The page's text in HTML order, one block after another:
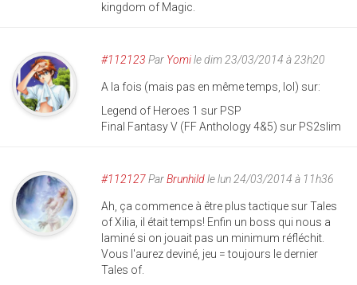
kingdom of Magic.
#112123 Par Yomile dim 23/03/2014 à 23h20
A la fois (mais pas en même temps, lol) sur:
Legend of Heroes 1 sur PSP
Final Fantasy V (FF Anthology 4&5) sur PS2slim
#112127ParBrunhildle lun 24/03/2014 à 11h36
Ah, ça commence à être plus tactique sur Tales
of Xilia, il était temps! Enfin un boss qui nous a
laminé si on jouait pas un minimum réfléchit.
Vous l'aurez deviné, jeu = toujours le dernier
Tales of.